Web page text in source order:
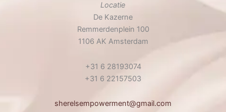
Locatie
De Kazerne
Remmerdenplein 100
1106 AK Amsterdam
+31 6 28193074
+31 6 22157503
sherelsempowerment@gmail.com